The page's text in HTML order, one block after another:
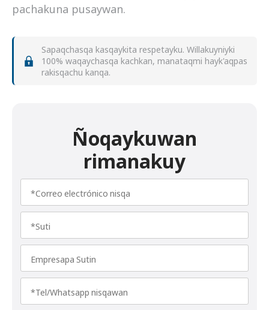
pachakuna pusaywan.
Sapaqchasqa kasqaykita respetayku. Willakuyniyki
100% waqaychasqa kachkan, manataqmi hayk'aqpas
rakisqachu kanqa.
Ñoqaykuwan
rimanakuy